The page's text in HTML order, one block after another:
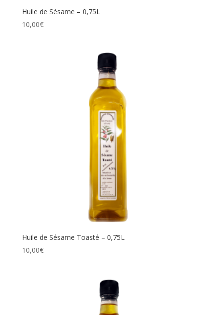
Huile de Sésame – 0,75L
10,00€
Huile de Sésame Toasté – 0,75L
10,00€